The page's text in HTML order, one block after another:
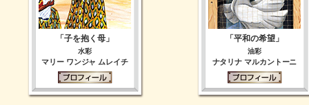
「子を抱く母」
水彩
マリー ワンジャ ムレイチ
「平和の希望」
油彩
ナタリナ マルカントーニ